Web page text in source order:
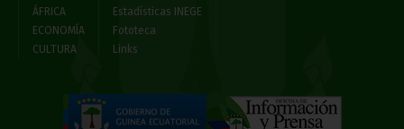
ÁFRICA
ECONOMÍA
CULTURA
Estadísticas INEGE
Fototeca
Links